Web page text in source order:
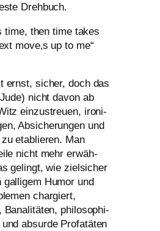
Drehbuch.
time, then time takes
move‚s up to me“
ernst, sicher, doch das
nicht davon ab
ein­zu­streu­en, iro­ni­
Absicherungen und
eta­blie­ren. Man
nicht mehr erwäh­
gelingt, wie ziel­si­cher
Humor und
char­giert,
Banalitäten, phi­lo­so­phi­
absur­de Profatäten